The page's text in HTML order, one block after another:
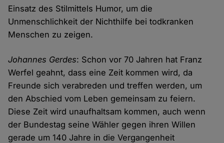
Einsatz des Stilmittels Humor, um die
Unmenschlichkeit der Nichthilfe bei todkranken
Menschen zu zeigen.
Johannes Gerdes: Schon vor 70 Jahren hat Franz
Werfel geahnt, dass eine Zeit kommen wird, da
Freunde sich verabreden und treffen werden, um
den Abschied vom Leben gemeinsam zu feiern.
Diese Zeit wird unaufhaltsam kommen, auch wenn
der Bundestag seine Wähler gegen ihren Willen
gerade um 140 Jahre in die Vergangenheit